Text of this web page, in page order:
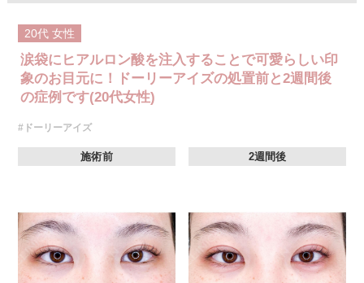
20代 女性
涙袋にヒアルロン酸を注入することで可愛らしい印
象のお目元に！ドーリーアイズの処置前と2週間後
の症例です(20代女性)
#ドーリーアイズ
施術前 2週間後